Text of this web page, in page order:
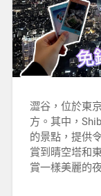
澀谷，位於東
方。其中，
的景點，提供
賞到晴空塔和
賞一樣美麗的